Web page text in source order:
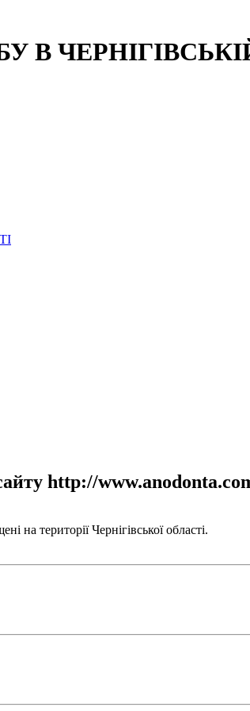
http://
території Чернігівської області.